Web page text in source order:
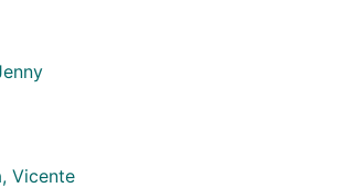
Vicente